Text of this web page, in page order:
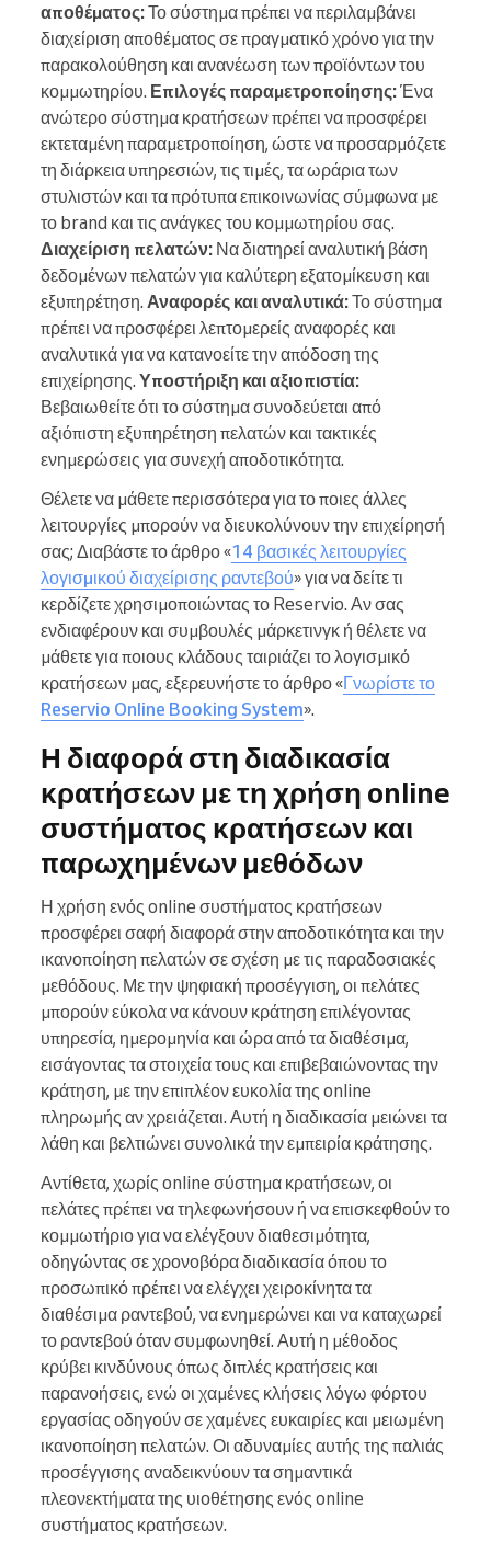
αποθέματος:Το σύστημα πρέπει να περιλαμβάνει
διαχείριση αποθέματος σε πραγματικό χρόνο για την
παρακολούθηση και ανανέωση των προϊόντων του
κομμωτηρίου. Επιλογές παραμετροποίησης:Ένα
ανώτερο σύστημα κρατήσεων πρέπει να προσφέρει
εκτεταμένη παραμετροποίηση, ώστε να προσαρμόζετε
τη διάρκεια υπηρεσιών, τις τιμές, τα ωράρια των
στυλιστών και τα πρότυπα επικοινωνίας σύμφωνα με
το brand και τις ανάγκες του κομμωτηρίου σας.
Διαχείριση πελατών: Να διατηρεί αναλυτική βάση
δεδομένων πελατών για καλύτερη εξατομίκευση και
εξυπηρέτηση. Αναφορές και αναλυτικά:Το σύστημα
πρέπει να προσφέρει λεπτομερείς αναφορές και
αναλυτικά για να κατανοείτε την απόδοση της
επιχείρησης. Υποστήριξη και αξιοπιστία:
Βεβαιωθείτε ότι το σύστημα συνοδεύεται από
αξιόπιστη εξυπηρέτηση πελατών και τακτικές
ενημερώσεις για συνεχή αποδοτικότητα.
Θέλετε να μάθετε περισσότερα για το ποιες άλλες
λειτουργίες μπορούν να διευκολύνουν την επιχείρησή
σας; Διαβάστε το άρθρο «14 βασικές λειτουργίες
λογισμικού διαχείρισης ραντεβού» για να δείτε τι
κερδίζετε χρησιμοποιώντας το Reservio. Αν σας
ενδιαφέρουν και συμβουλές μάρκετινγκ ή θέλετε να
μάθετε για ποιους κλάδους ταιριάζει το λογισμικό
κρατήσεων μας, εξερευνήστε το άρθρο «Γνωρίστε το
Reservio Online Booking System».
Η διαφορά στη διαδικασία
κρατήσεων με τη χρήση online
συστήματος κρατήσεων και
παρωχημένων μεθόδων
Η χρήση ενός online συστήματος κρατήσεων
προσφέρει σαφή διαφορά στην αποδοτικότητα και την
ικανοποίηση πελατών σε σχέση με τις παραδοσιακές
μεθόδους. Με την ψηφιακή προσέγγιση, οι πελάτες
μπορούν εύκολα να κάνουν κράτηση επιλέγοντας
υπηρεσία, ημερομηνία και ώρα από τα διαθέσιμα,
εισάγοντας τα στοιχεία τους και επιβεβαιώνοντας την
κράτηση, με την επιπλέον ευκολία της online
πληρωμής αν χρειάζεται. Αυτή η διαδικασία μειώνει τα
λάθη και βελτιώνει συνολικά την εμπειρία κράτησης.
Αντίθετα, χωρίς online σύστημα κρατήσεων, οι
πελάτες πρέπει να τηλεφωνήσουν ή να επισκεφθούν το
κομμωτήριο για να ελέγξουν διαθεσιμότητα,
οδηγώντας σε χρονοβόρα διαδικασία όπου το
προσωπικό πρέπει να ελέγχει χειροκίνητα τα
διαθέσιμα ραντεβού, να ενημερώνει και να καταχωρεί
το ραντεβού όταν συμφωνηθεί. Αυτή η μέθοδος
κρύβει κινδύνους όπως διπλές κρατήσεις και
παρανοήσεις, ενώ οι χαμένες κλήσεις λόγω φόρτου
εργασίας οδηγούν σε χαμένες ευκαιρίες και μειωμένη
ικανοποίηση πελατών. Οι αδυναμίες αυτής της παλιάς
προσέγγισης αναδεικνύουν τα σημαντικά
πλεονεκτήματα της υιοθέτησης ενός online
συστήματος κρατήσεων.